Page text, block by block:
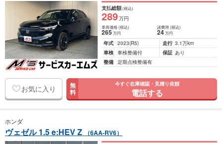
支払総額(税込)
289万円
車両価格(税込)
265万円
諸費用 (税込)
24 万円
年式 2023(R5) 走行 3.1万km
車検 車検整備付 保証 あり
整備 定期点検整備有
お気に入り 無
料
今すぐ在庫確認・見積り依頼
電話する
ホンダ
ヴェゼル 1.5 e:HEV Z （6AA-RV6）